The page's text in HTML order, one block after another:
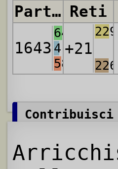
Partite Reti
1643
641
415
587
+21
2290
2269
Contribuisci